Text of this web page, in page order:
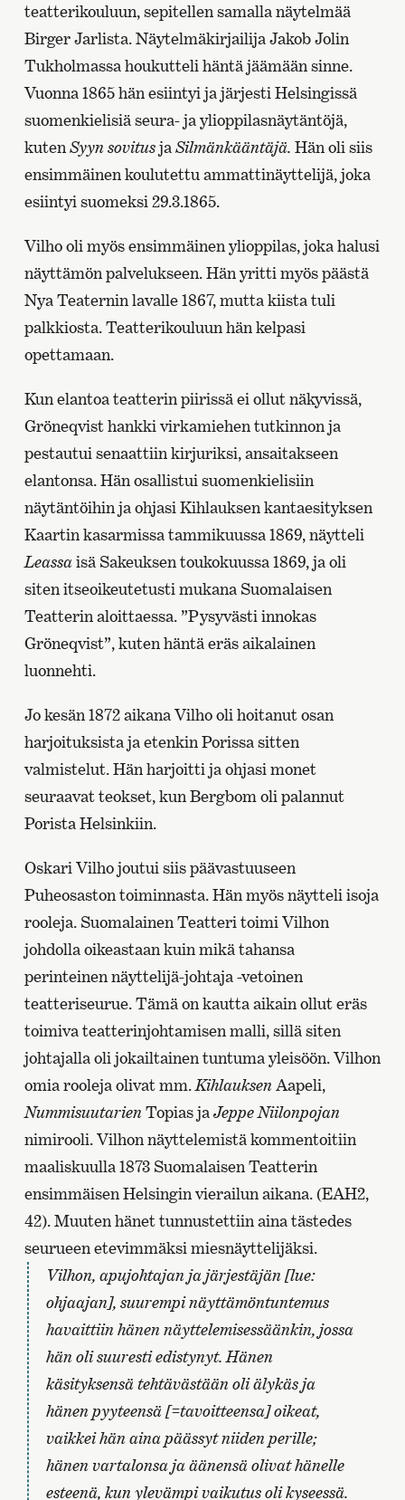
teatterikouluun, sepitellen samalla näytelmää
Birger Jarlista. Näytelmäkirjailija Jakob Jolin
Tukholmassa houkutteli häntä jäämään sinne.
Vuonna 1865 hän esiintyi ja järjesti Helsingissä
suomenkielisiä seura- ja ylioppilasnäytäntöjä,
kuten Syyn sovitusjaSilmänkääntäjä. Hän oli siis
ensimmäinen koulutettu ammattinäyttelijä, joka
esiintyi suomeksi 29.3.1865.
Vilho oli myös ensimmäinen ylioppilas, joka halusi
näyttämön palvelukseen. Hän yritti myös päästä
Nya Teaternin lavalle 1867, mutta kiista tuli
palkkiosta. Teatterikouluun hän kelpasi
opettamaan.
Kun elantoa teatterin piirissä ei ollut näkyvissä,
Gröneqvist hankki virkamiehen tutkinnon ja
pestautui senaattiin kirjuriksi, ansaitakseen
elantonsa. Hän osallistui suomenkielisiin
näytäntöihin ja ohjasi Kihlauksen kantaesityksen
Kaartin kasarmissa tammikuussa 1869, näytteli
Leassaisä Sakeuksen toukokuussa 1869, ja oli
siten itseoikeutetusti mukana Suomalaisen
Teatterin aloittaessa. ”Pysyvästi innokas
Gröneqvist”, kuten häntä eräs aikalainen
luonnehti.
Jo kesän 1872 aikana Vilho oli hoitanut osan
harjoituksista ja etenkin Porissa sitten
valmistelut. Hän harjoitti ja ohjasi monet
seuraavat teokset, kun Bergbom oli palannut
Porista Helsinkiin.
Oskari Vilho joutui siis päävastuuseen
Puheosaston toiminnasta. Hän myös näytteli isoja
rooleja. Suomalainen Teatteri toimi Vilhon
johdolla oikeastaan kuin mikä tahansa
perinteinen näyttelijä-johtaja -vetoinen
teatteriseurue. Tämä on kautta aikain ollut eräs
toimiva teatterinjohtamisen malli, sillä siten
johtajalla oli jokailtainen tuntuma yleisöön. Vilhon
omia rooleja olivat mm.KihlauksenAapeli,
NummisuutarienTopias jaJeppe Niilonpojan
nimirooli. Vilhon näyttelemistä kommentoitiin
maaliskuulla 1873 Suomalaisen Teatterin
ensimmäisen Helsingin vierailun aikana. (EAH2,
42). Muuten hänet tunnustettiin aina tästedes
seurueen etevimmäksi miesnäyttelijäksi.
Vilhon, apujohtajan ja järjestäjän [lue:
ohjaajan], suurempi näyttämöntuntemus
havaittiin hänen näyttelemisessäänkin, jossa
hän oli suuresti edistynyt. Hänen
käsityksensä tehtävästään oli älykäs ja
hänen pyyteensä [=tavoitteensa] oikeat,
vaikkei hän aina päässyt niiden perille;
hänen vartalonsa ja äänensä olivat hänelle
esteenä, kun ylevämpi vaikutus oli kyseessä.